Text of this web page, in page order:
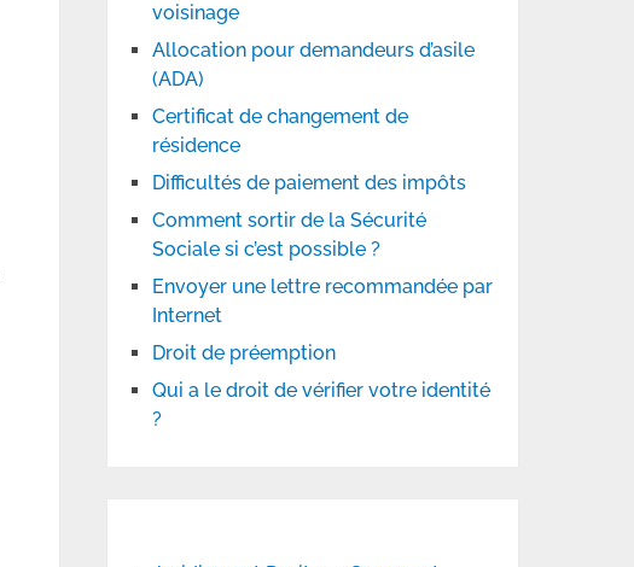
voisinage
Allocation pour demandeurs d’asile
(ADA)
Certificat de changement de
résidence
Difficultés de paiement des impôts
Comment sortir de la Sécurité
Sociale si c’est possible ?
Envoyer une lettre recommandée par
Internet
Droit de préemption
Qui a le droit de vérifier votre identité
?